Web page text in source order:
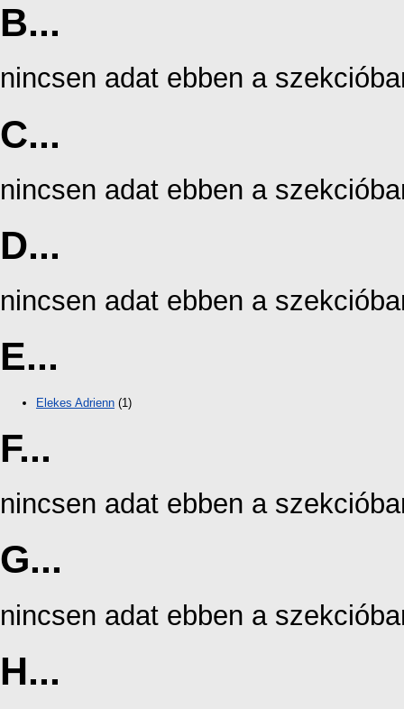
B...
nincsen adat ebben a
C...
nincsen adat ebben a
D...
nincsen adat ebben a
E...
Elekes Adrienn (1)
F...
nincsen adat ebben a
G...
nincsen adat ebben a
H...